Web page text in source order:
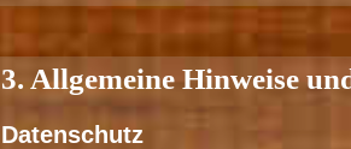
3. Allgemeine Hinweise
Datenschutz